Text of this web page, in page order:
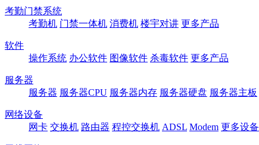
考勤门禁系统
考勤机 门禁一体机 消费机 楼宇对讲 更多产品
软件
操作系统 办公软件 图像软件 杀毒软件 更多产品
服务器
服务器 服务器CPU 服务器内存 服务器硬盘 服务器主板
网络设备
网卡 交换机 路由器 程控交换机 ADSL Modem 更多设备